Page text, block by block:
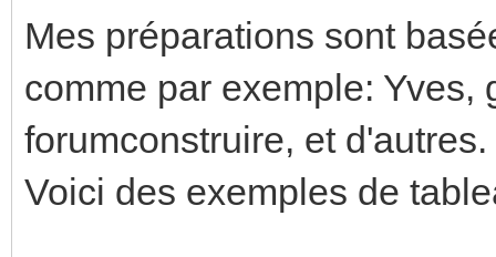
Mes préparations sont
comme par exemple: Yves,
forumconstruire, et
Voici des exemples de